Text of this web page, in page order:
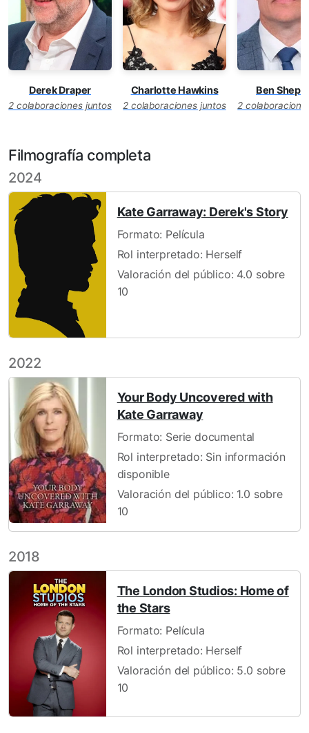
Derek Draper
2 colaboraciones juntos
Charlotte Hawkins
2 colaboraciones juntos
Ben
2
Filmografía completa
2024
Kate Garraway: Derek's Story
Formato: Película
Rol interpretado: Herself
Valoración del público: 4.0 sobre
10
2022
Your Body Uncovered with
Kate Garraway
Formato: Serie documental
Rol interpretado: Sin información
disponible
Valoración del público: 1.0 sobre
10
2018
The London Studios: Home of
the Stars
Formato: Película
Rol interpretado: Herself
Valoración del público: 5.0 sobre
10